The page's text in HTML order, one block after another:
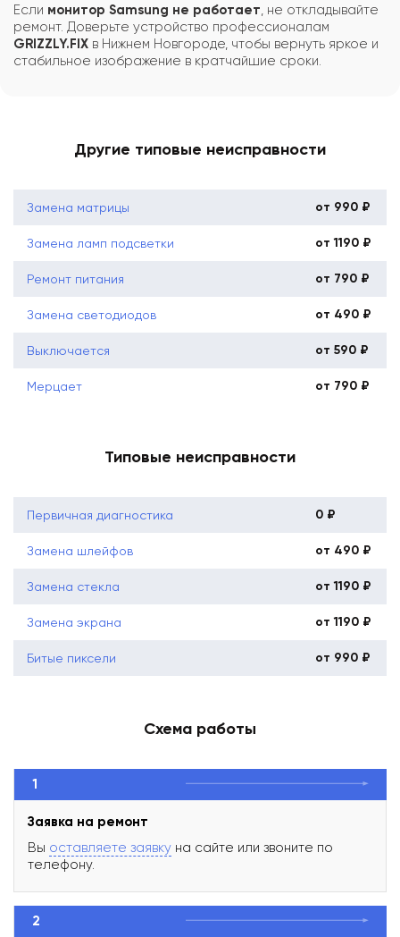
Если монитор Samsung не работает , не откладывайте
ремонт. Доверьте устройство профессионалам
GRIZZLY.FIX в Нижнем Новгороде, чтобы вернуть яркое и
стабильное изображение в кратчайшие сроки.
Другие типовые неисправности
Замена матрицы от 990 ₽
Замена ламп подсветки от 1190 ₽
Ремонт питания от 790 ₽
Замена светодиодов от 490 ₽
Выключается от 590 ₽
Мерцает от 790 ₽
Типовые неисправности
Первичная диагностика 0 ₽
Замена шлейфов от 490 ₽
Замена стекла от 1190 ₽
Замена экрана от 1190 ₽
Битые пиксели от 990 ₽
Схема работы
1
Заявка на ремонт
Вы оставляете заявку на сайте или звоните по
телефону.
2